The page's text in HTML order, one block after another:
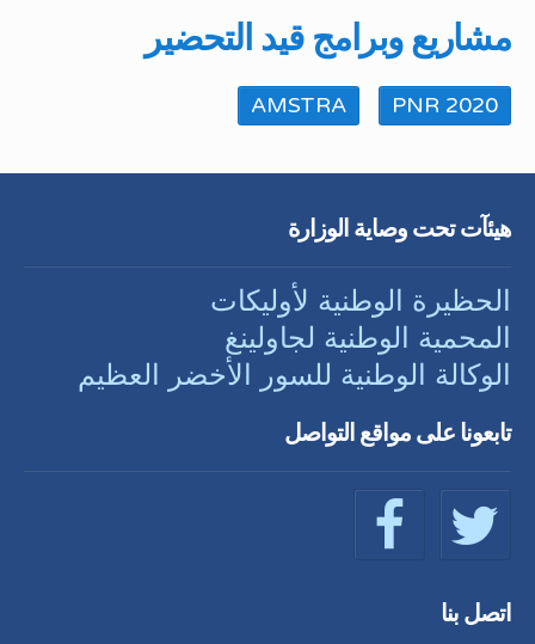
مشاريع وبرامج قيد التحضير
PNR 2020
AMSTRA
هيئآت تحت وصاية الوزارة
الحظيرة الوطنية لأوليكات
المحمية الوطنية لجاولينغ
الوكالة الوطنية للسور الأخضر العظيم
تابعونا على مواقع التواصل
اتصل بنا